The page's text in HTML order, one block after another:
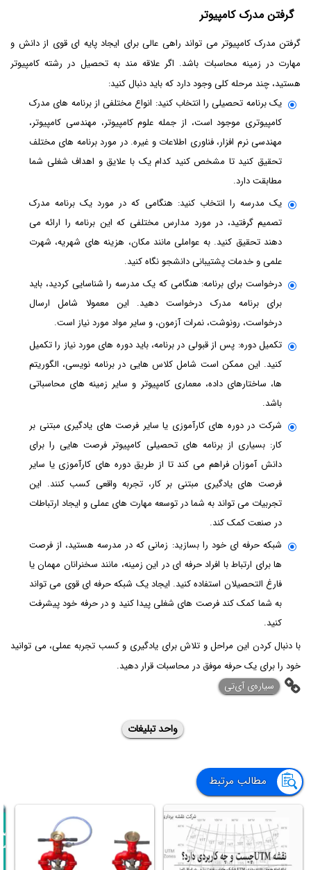
گرفتن مدرک کامپیوتر
گرفتن مدرک کامپیوتر می تواند راهی عالی برای ایجاد پایه ای قوی از دانش و
مهارت در زمینه محاسبات باشد. اگر علاقه مند به تحصیل در رشته کامپیوتر
هستید، چند مرحله کلی وجود دارد که باید دنبال کنید:
یک برنامه تحصیلی را انتخاب کنید: انواع مختلفی از برنامه های مدرک
کامپیوتری موجود است، از جمله علوم کامپیوتر، مهندسی کامپیوتر،
مهندسی نرم افزار، فناوری اطلاعات و غیره. در مورد برنامه های مختلف
تحقیق کنید تا مشخص کنید کدام یک با علایق و اهداف شغلی شما
مطابقت دارد.
یک مدرسه را انتخاب کنید: هنگامی که در مورد یک برنامه مدرک
تصمیم گرفتید، در مورد مدارس مختلفی که این برنامه را ارائه می
دهند تحقیق کنید. به عواملی مانند مکان، هزینه های شهریه، شهرت
علمی و خدمات پشتیبانی دانشجو نگاه کنید.
درخواست برای برنامه: هنگامی که یک مدرسه را شناسایی کردید، باید
برای برنامه مدرک درخواست دهید. این معمولا شامل ارسال
درخواست، رونوشت، نمرات آزمون، و سایر مواد مورد نیاز است.
تکمیل دوره: پس از قبولی در برنامه، باید دوره های مورد نیاز را تکمیل
کنید. این ممکن است شامل کلاس هایی در برنامه نویسی، الگوریتم
ها، ساختارهای داده، معماری کامپیوتر و سایر زمینه های محاسباتی
باشد.
شرکت در دوره های کارآموزی یا سایر فرصت های یادگیری مبتنی بر
کار: بسیاری از برنامه های تحصیلی کامپیوتر فرصت هایی را برای
دانش آموزان فراهم می کند تا از طریق دوره های کارآموزی یا سایر
فرصت های یادگیری مبتنی بر کار، تجربه واقعی کسب کنند. این
تجربیات می تواند به شما در توسعه مهارت های عملی و ایجاد ارتباطات
در صنعت کمک کند.
شبکه حرفه ای خود را بسازید: زمانی که در مدرسه هستید، از فرصت
ها برای ارتباط با افراد حرفه ای در این زمینه، مانند سخنرانان مهمان یا
فارغ التحصیلان استفاده کنید. ایجاد یک شبکه حرفه ای قوی می تواند
به شما کمک کند فرصت های شغلی پیدا کنید و در حرفه خود پیشرفت
کنید.
با دنبال کردن این مراحل و تلاش برای یادگیری و کسب تجربه عملی، می توانید
خود را برای یک حرفه موفق در محاسبات قرار دهید.
‌سیاره‌ی آی‌تی
واحد تبلیغات
مطالب مرتبط